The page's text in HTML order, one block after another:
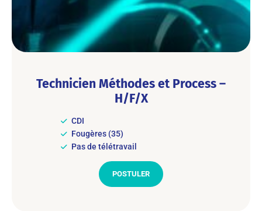
Technicien Méthodes et Process –
H/F/X
CDI
Fougères (35)
Pas de télétravail
POSTULER